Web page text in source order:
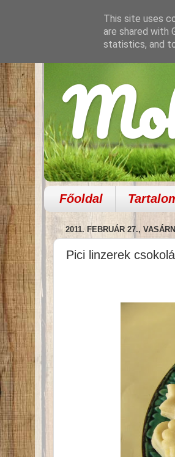
Főoldal
2011. FEBRUÁR 27.,
Pici linzerek
This site uses
are shared with
statistics, and